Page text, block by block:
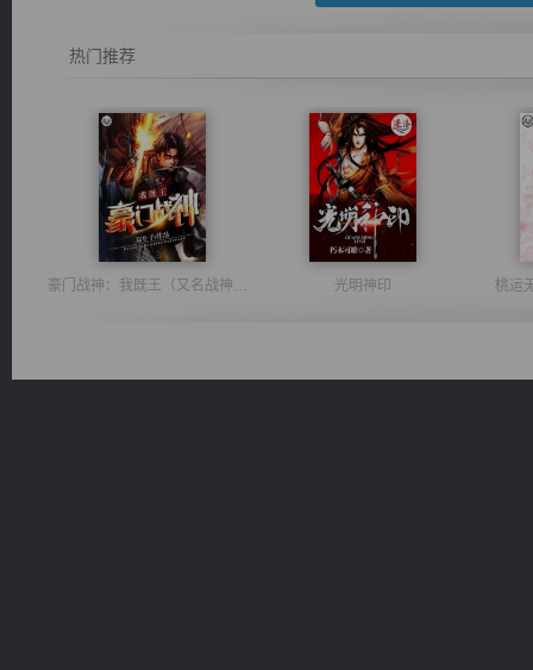
热门推荐
豪门战神：我既王（又名战神归来不败神婿修罗战神） 光明神印 桃运